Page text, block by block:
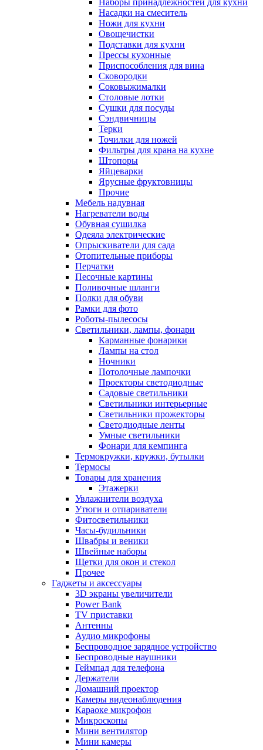
Наборы принадлежностей для кухни
Насадки на смеситель
Ножи для кухни
Овощечистки
Подставки для кухни
Прессы кухонные
Приспособления для вина
Сковородки
Соковыжималки
Столовые лотки
Сушки для посуды
Сэндвичницы
Терки
Точилки для ножей
Фильтры для крана на кухне
Штопоры
Яйцеварки
Ярусные фруктовницы
Прочие
Мебель надувная
Нагреватели воды
Обувная сушилка
Одеяла электрические
Опрыскиватели для сада
Отопительные приборы
Перчатки
Песочные картины
Поливочные шланги
Полки для обуви
Рамки для фото
Роботы-пылесосы
Светильники, лампы, фонари
Карманные фонарики
Лампы на стол
Ночники
Потолочные лампочки
Проекторы светодиодные
Садовые светильники
Светильники интерьерные
Светильники прожекторы
Светодиодные ленты
Умные светильники
Фонари для кемпинга
Термокружки, кружки, бутылки
Термосы
Товары для хранения
Этажерки
Увлажнители воздуха
Утюги и отпариватели
Фитосветильники
Часы-будильники
Швабры и веники
Швейные наборы
Щетки для окон и стекол
Прочее
Гаджеты и аксессуары
3D экраны увеличители
Power Bank
TV приставки
Антенны
Аудио микрофоны
Беспроводное зарядное устройство
Беспроводные наушники
Геймпад для телефона
Держатели
Домашний проектор
Камеры видеонаблюдения
Караоке микрофон
Микроскопы
Мини вентилятор
Мини камеры